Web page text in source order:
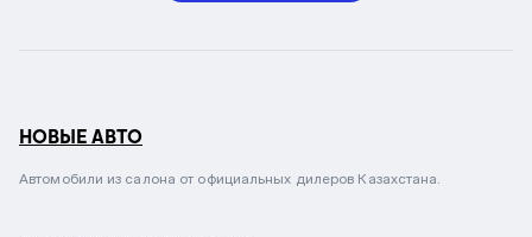
НОВЫЕ АВТО
Автомобили из салона от официальных дилеров Казахстана.